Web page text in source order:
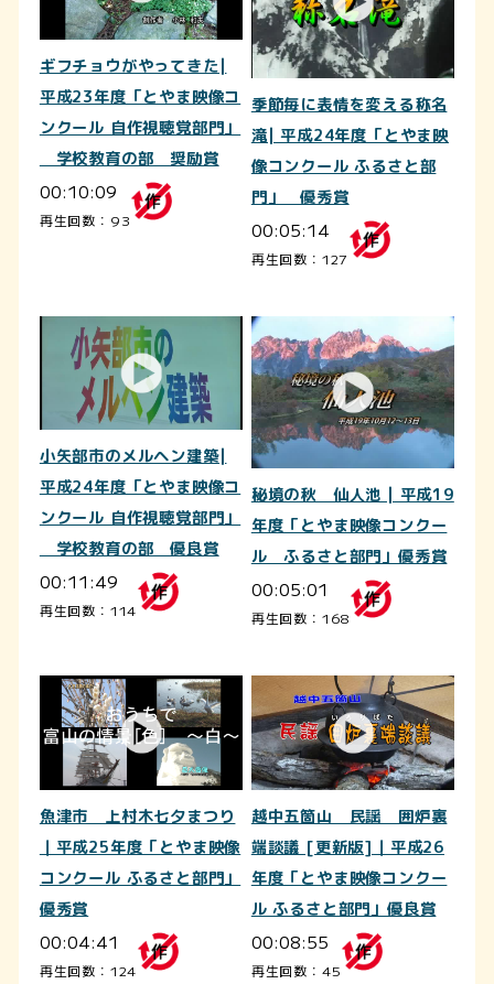
ギフチョウがやってきた|
平成23年度「とやま映像コ
ンクール 自作視聴覚部門」
学校教育の部 奨励賞
00:10:09
再生回数：93
季節毎に表情を変える称名
滝| 平成24年度「とやま映
像コンクール ふるさと部
門」 優秀賞
00:05:14
再生回数：127
小矢部市のメルヘン建築|
平成24年度「とやま映像コ
ンクール 自作視聴覚部門」
学校教育の部 優良賞
00:11:49
再生回数：114
秘境の秋 仙人池 | 平成19
年度「とやま映像コンクー
ル ふるさと部門」優秀賞
00:05:01
再生回数：168
魚津市 上村木七夕まつり
｜平成25年度「とやま映像
コンクール ふるさと部門」
優秀賞
00:04:41
再生回数：124
越中五箇山 民謡 囲炉裏
端談議 [更新版]｜平成26
年度「とやま映像コンクー
ル ふるさと部門」優良賞
00:08:55
再生回数：45